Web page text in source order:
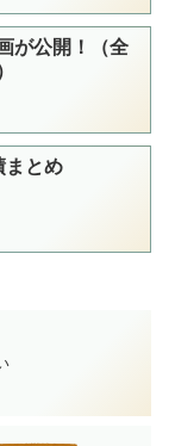
が公開！（全
まとめ